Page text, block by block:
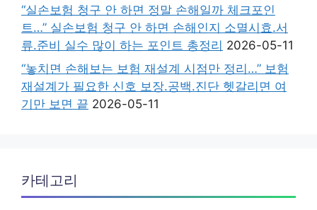
“실손보험 청구 안 하면 정말 손해일까 체크포인
트…” 실손보험 청구 안 하면 손해인지 소멸시효.서
류.준비 실수 많이 하는 포인트 총정리 2026-05-11
“놓치면 손해보는 보험 재설계 시점만 정리…” 보험
재설계가 필요한 신호 보장.공백.진단 헷갈리면 여
기만 보면 끝 2026-05-11
카테고리